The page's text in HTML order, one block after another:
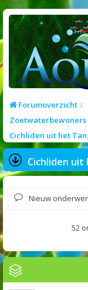
Forumoverzicht
Zoetwaterbewoners
Cichliden uit het
Cichliden uit
Nieuw
52